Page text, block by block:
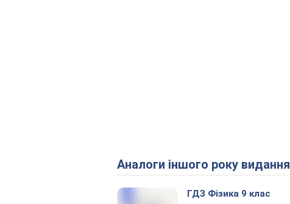
Аналоги іншого року видання
ГДЗ Фізика 9 клас